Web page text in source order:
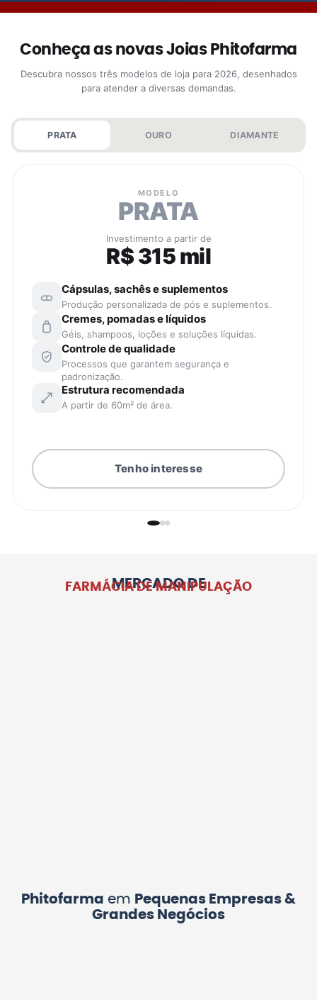
Conheça as novas Joias Phitofarma
Descubra nossos três modelos de loja para 2026, desenhados
para atender a diversas demandas.
PRATA OURO DIAMANTE
MODELO
PRATA
Investimento a partir de
R$ 315 mil
Cápsulas, sachês e suplementos
Produção personalizada de pós e suplementos.
Cremes, pomadas e líquidos
Géis, shampoos, loções e soluções líquidas.
Controle de qualidade
Processos que garantem segurança e
padronização.
Estrutura recomendada
A partir de 60m² de área.
Tenho interesse
MERCADO DE
FARMÁCIA DE MANIPULAÇÃO
Phitofarma em Pequenas Empresas &
Grandes Negócios